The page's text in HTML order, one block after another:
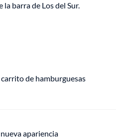
la barra de Los del Sur.
de hamburguesas
apariencia